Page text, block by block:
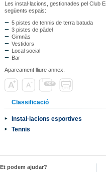
Les instal·lacions, gestionades pel Club
següents espais:
5 pistes de tennis de terra batuda
3 pistes de pàdel
Gimnàs
Vestidors
Local social
Bar
Aparcament lliure annex.
Classificació
Instal·lacions esportives
Tennis
Et podem ajudar?